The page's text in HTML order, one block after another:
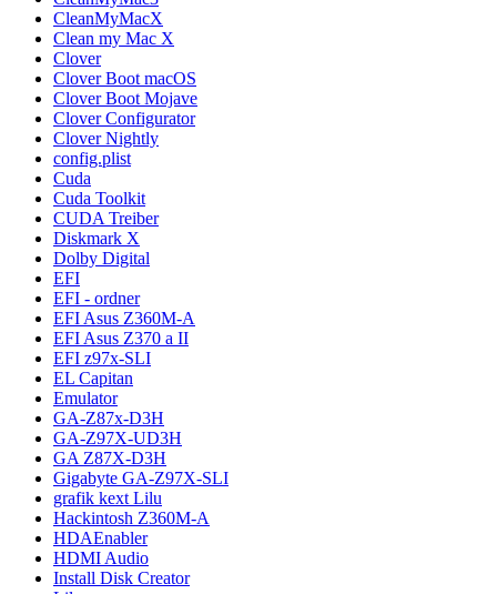
CleanMyMacX
Clean my Mac X
Clover
Clover Boot macOS
Clover Boot Mojave
Clover Configurator
Clover Nightly
config.plist
Cuda
Cuda Toolkit
CUDA Treiber
Diskmark X
Dolby Digital
EFI
EFI - ordner
EFI Asus Z360M-A
EFI Asus Z370 a II
EFI z97x-SLI
EL Capitan
Emulator
GA-Z87x-D3H
GA-Z97X-UD3H
GA Z87X-D3H
Gigabyte GA-Z97X-SLI
grafik kext Lilu
Hackintosh Z360M-A
HDAEnabler
HDMI Audio
Install Disk Creator